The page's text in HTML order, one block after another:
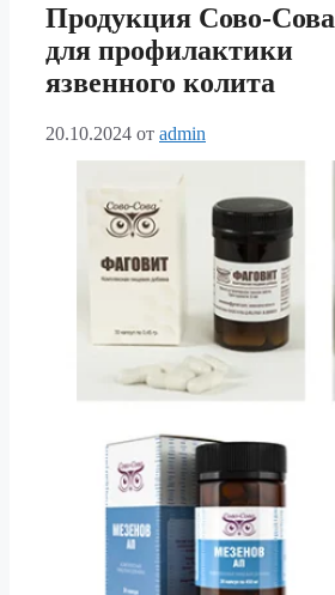
Продукция Сово-Сова
для профилактики
язвенного колита
20.10.2024 от admin